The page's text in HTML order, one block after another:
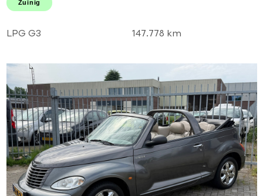
EN ZUINIG RIJDEN!
Zuinig
LPG G3 147.778 km